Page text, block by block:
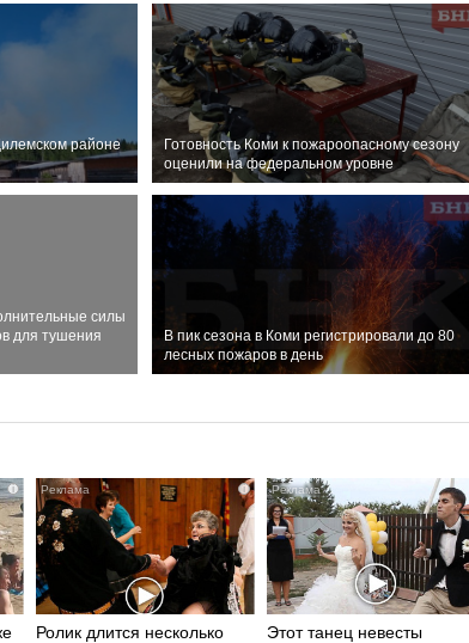
районе
Готовность Коми к пожароопасному сезону
оценили на федеральном уровне
силы
для тушения
В пик сезона в Коми регистрировали до 80
лесных пожаров в день
i i
Ролик длится несколько
Этот танец невесты